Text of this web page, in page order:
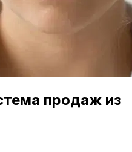
продаж из